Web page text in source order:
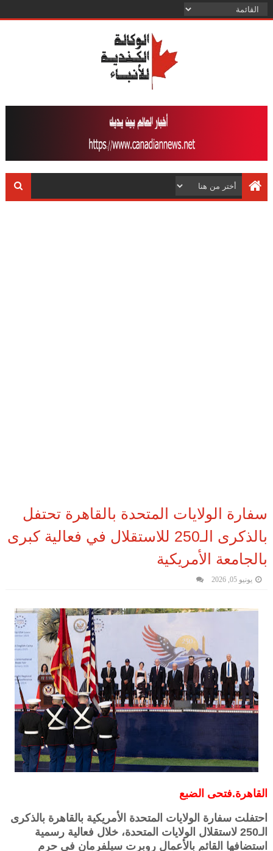
سفارة الولايات المتحدة بالقاهرة تحتفل
بالذكرى الـ250 للاستقلال في فعالية كبرى
بالجامعة الأمريكية
يونيو 05, 2026
القاهرة.فتحى الضبع
احتفلت سفارة الولايات المتحدة الأمريكية بالقاهرة بالذكرى
الـ250 لاستقلال الولايات المتحدة، خلال فعالية رسمية
استضافها القائم بالأعمال روبرت سيلفرمان في حرم